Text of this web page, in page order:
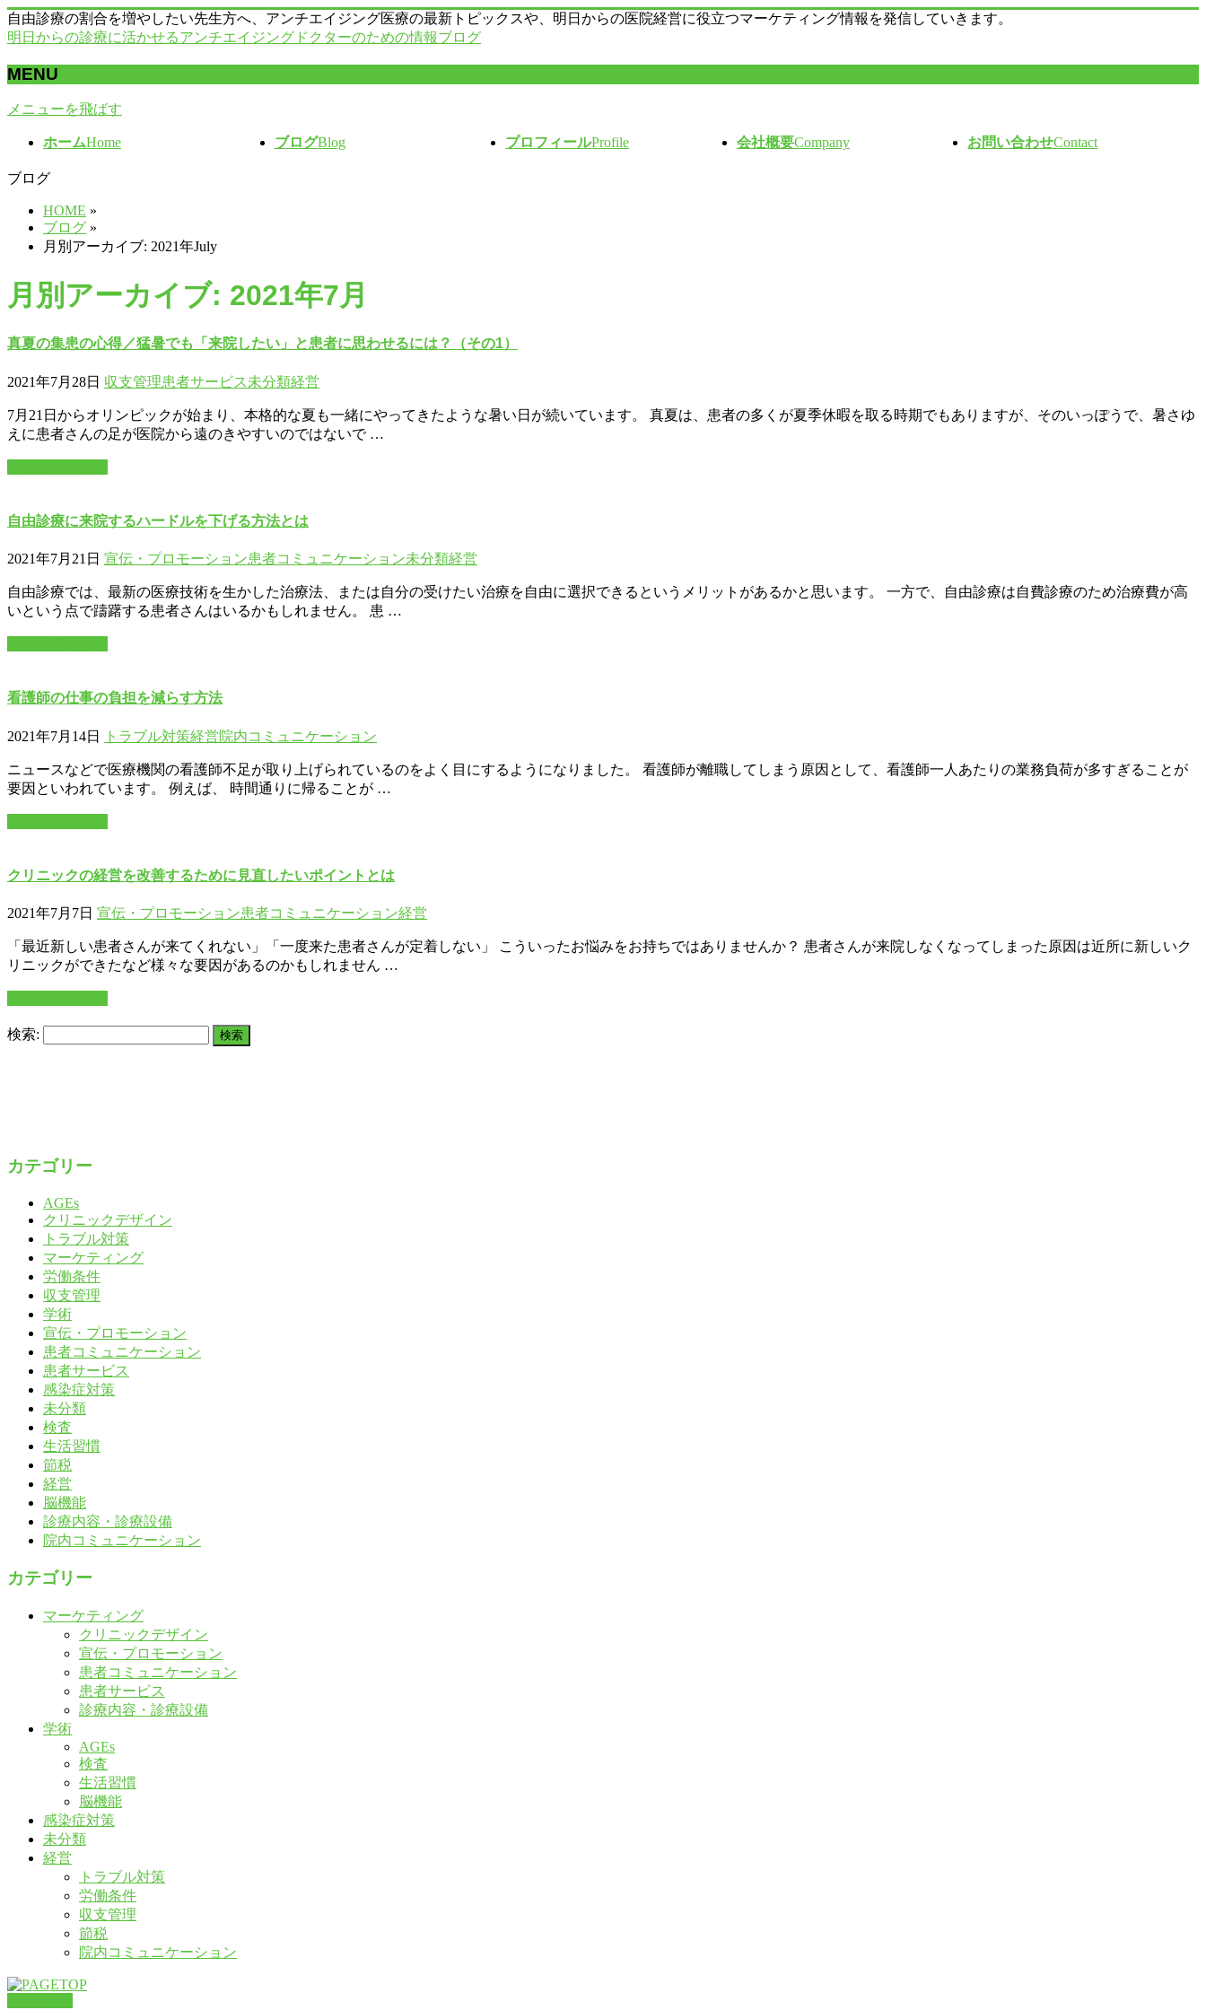
自由診療の割合を増やしたい先生方へ、アンチエイジング医療の最新トピックスや、明日からの医院経営に役立つマーケティング情報を発信していきます。
明日からの診療に活かせるアンチエイジングドクターのための情報ブログ
MENU
メニューを飛ばす
ホームHome ブログBlog プロフィールProfile 会社概要Company お問い合わせContact
ブログ
HOME »
ブログ »
月別アーカイブ: 2021年July
月別アーカイブ: 2021年7月
真夏の集患の心得／猛暑でも「来院したい」と患者に思わせるには？（その1）
2021年7月28日 収支管理患者サービス 未分類経営
7月21日からオリンピックが始まり、本格的な夏も一緒にやってきたような暑い日が続いています。 真夏は、患者の多くが夏季休暇を取る時期でもありますが、そのいっぽうで、暑さゆ
えに患者さんの足が医院から遠のきやすいのではないで …
自由診療に来院するハードルを下げる方法とは
2021年7月21日 宣伝・プロモーション患者コミュニケーション未分類経営
自由診療では、最新の医療技術を生かした治療法、または自分の受けたい治療を自由に選択できるというメリットがあるかと思います。 一方で、自由診療は自費診療のため治療費が高
いという点で躊躇する患者さんはいるかもしれません。 患 …
看護師の仕事の負担を減らす方法
2021年7月14日 トラブル対策経営院内コミュニケーション
ニュースなどで医療機関の看護師不足が取り上げられているのをよく目にするようになりました。 看護師が離職してしまう原因として、看護師一人あたりの業務負荷が多すぎることが
要因といわれています。 例えば、 時間通りに帰ることが …
クリニックの経営を改善するために見直したいポイントとは
2021年7月7日 宣伝・プロモーション患者コミュニケーション経営
「最近新しい患者さんが来てくれない」「一度来た患者さんが定着しない」 こういったお悩みをお持ちではありませんか？ 患者さんが来院しなくなってしまった原因は近所に新しいク
リニックができたなど様々な要因があるのかもしれません …
検索:
カテゴリー
AGEs
クリニックデザイン
トラブル対策
マーケティング
労働条件
収支管理
学術
宣伝・プロモーション
患者コミュニケーション
患者サービス
感染症対策
未分類
検査
生活習慣
節税
経営
脳機能
診療内容・診療設備
院内コミュニケーション
カテゴリー
マーケティング
クリニックデザイン
宣伝・プロモーション
患者コミュニケーション
患者サービス
診療内容・診療設備
学術
AGEs
検査
生活習慣
脳機能
感染症対策
未分類
経営
トラブル対策
労働条件
収支管理
節税
院内コミュニケーション